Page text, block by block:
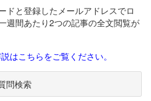
ドと登録したメールアドレスでロ
週間あたり2つの記事の全文閲覧が
はこちらをご覧ください。
問検索